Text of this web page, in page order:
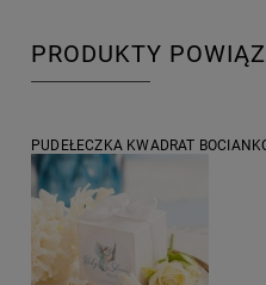
PRODUKTY
PUDEŁECZKA KWADRAT